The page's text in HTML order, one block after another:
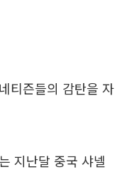
티즌들의 감탄을 자
지난달 중국 샤넬